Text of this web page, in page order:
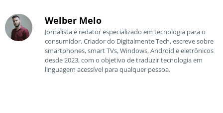
Welber Melo
Jornalista e redator especializado em tecnologia para o
consumidor. Criador do Digitalmente Tech, escreve sobre
smartphones, smart TVs, Windows, Android e eletrônicos
desde 2023, com o objetivo de traduzir tecnologia em
linguagem acessível para qualquer pessoa.